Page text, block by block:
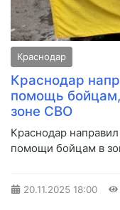
Краснодар
Краснодар
помощь
зоне СВО
Краснодар
помощи бойцам в
20.11.2025 18:00